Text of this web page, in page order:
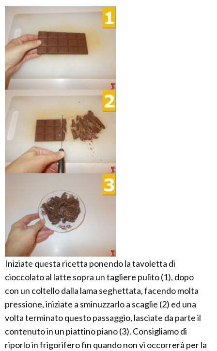
Iniziate questa ricetta ponendo la tavoletta di
cioccolato al latte sopra un tagliere pulito (1), dopo
con un coltello dalla lama seghettata, facendo molta
pressione, iniziate a sminuzzarlo a scaglie (2) ed una
volta terminato questo passaggio, lasciate da parte il
contenuto in un piattino piano (3). Consigliamo di
riporlo in frigorifero fin quando non vi occorrerà per la